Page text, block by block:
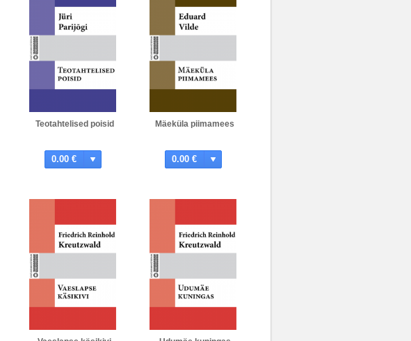
Teotahtelised poisid
0.00 €
Mäeküla piimamees
0.00 €